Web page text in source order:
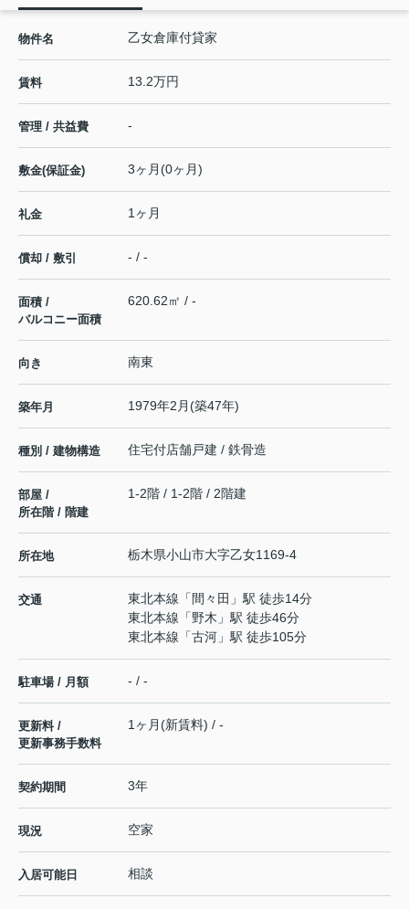
物件名 乙女倉庫付貸家
賃料 13.2万円
管理 / 共益費 -
敷金(保証金) 3ヶ月(0ヶ月)
礼金 1ヶ月
償却 / 敷引 - / -
面積 /
バルコニー面積
620.62㎡ / -
向き 南東
築年月 1979年2月(築47年)
種別 / 建物構造 住宅付店舗戸建 / 鉄骨造
部屋 /
所在階 / 階建
1-2階 / 1-2階 / 2階建
所在地 栃木県小山市大字乙女1169-4
交通 東北本線 「 間々田 」駅 徒歩14分
東北本線 「野木 」駅 徒歩46分
東北本線 「古河 」駅 徒歩105分
駐車場 / 月額 - / -
更新料 /
更新事務手数料
1ヶ月(新賃料) / -
契約期間 3年
現況 空家
入居可能日 相談